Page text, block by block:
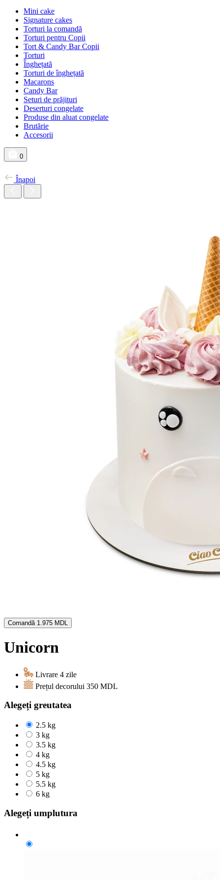
Mini cake
Signature cakes
Torturi la comandă
Torturi pentru Copii
Tort & Candy Bar Copii
Torturi
Înghețată
Torturi de înghețată
Macarons
Candy Bar
Seturi de prăjituri
Deserturi congelate
Produse din aluat congelate
Brutărie
Accesorii
0
Înapoi
Comandă 1.975 MDL
Unicorn
Livrare 4 zile
Prețul decorului 350 MDL
Alegeți greutatea
2.5 kg
3 kg
3.5 kg
4 kg
4.5 kg
5 kg
5.5 kg
6 kg
Alegeți umplutura